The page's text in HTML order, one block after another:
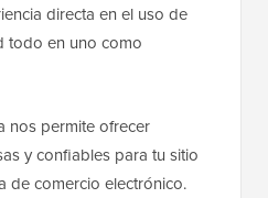
directa en el uso de
todo en uno como
nos permite ofrecer
y confiables para tu sitio
de comercio electrónico.